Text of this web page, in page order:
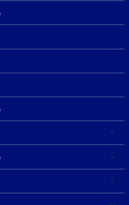
(5)
(2)